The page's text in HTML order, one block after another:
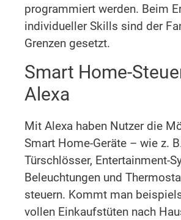
programmiert werden. Beim
individueller Skills sind der
Grenzen gesetzt.
Smart Home-
Alexa
Mit Alexa haben Nutzer die
Smart Home-Geräte – wie z.
Türschlösser, Entertainment-
Beleuchtungen und
steuern. Kommt man
vollen Einkaufstüten nach